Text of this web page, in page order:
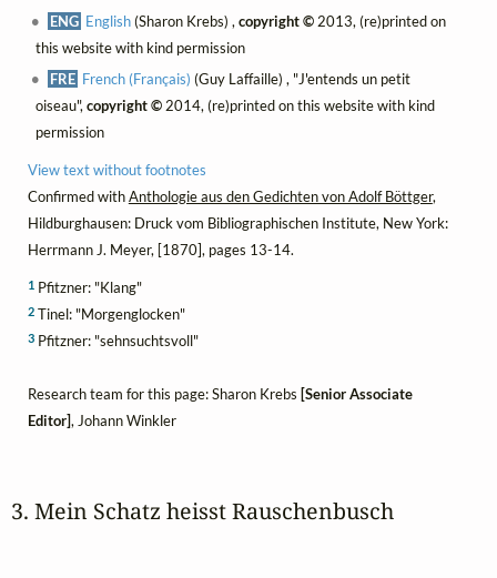
ENG English(Sharon Krebs) ,copyright © 2013, (re)printed on
this website with kind permission
FRE French (Français) (Guy Laffaille) , "J'entends un petit
oiseau", copyright ©2014, (re)printed on this website with kind
permission
View text without footnotes
Confirmed withAnthologie aus den Gedichten von Adolf Böttger,
Hildburghausen: Druck vom Bibliographischen Institute, New York:
Herrmann J. Meyer, [1870], pages 13-14.
1Pfitzner: "Klang"
2Tinel: "Morgenglocken"
3Pfitzner: "sehnsuchtsvoll"
Research team for this page: Sharon Krebs [Senior Associate
Editor], Johann Winkler
3. Mein Schatz heisst Rauschenbusch